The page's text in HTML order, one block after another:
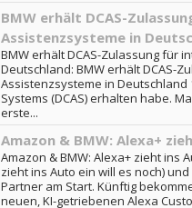
BMW erhält DCAS-
Assistenzsysteme in
BMW erhält DCAS-Zulassung für
Deutschland: BMW erhält DCAS-
Assistenzsysteme in
Systems (DCAS) erhalten habe.
erste...
Amazon & BMW: Alexa+
Amazon & BMW: Alexa+ zieht ins
zieht ins Auto ein will es noch)
Partner am Start. Künftig
neuen, KI-getriebenen Alexa